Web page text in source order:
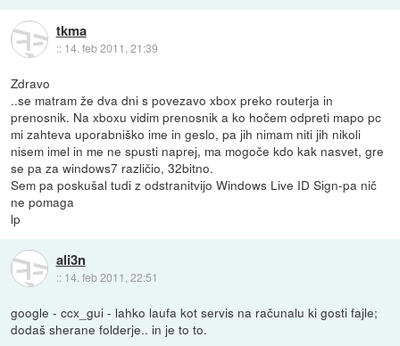
tkma
:: 14. feb 2011, 21:39
Zdravo
..se matram že dva dni s povezavo xbox preko routerja in
prenosnik. Na xboxu vidim prenosnik a ko hočem odpreti mapo pc
mi zahteva uporabniško ime in geslo, pa jih nimam niti jih nikoli
nisem imel in me ne spusti naprej, ma mogoče kdo kak nasvet, gre
se pa za windows7 različio, 32bitno.
Sem pa poskušal tudi z odstranitvijo Windows Live ID Sign-pa nič
ne pomaga
lp
ali3n
:: 14. feb 2011, 22:51
google - ccx_gui - lahko laufa kot servis na računalu ki gosti fajle;
dodaš sherane folderje.. in je to to.